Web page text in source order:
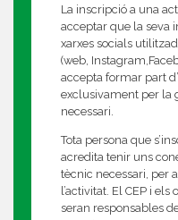
La inscripció a una
acceptar que la seva
xarxes socials
(web,
accepta formar part
exclusivament per la
necessari.
Tota persona que
acredita tenir uns
tècnic necessari, per
l’activitat. El CEP i
seran responsables